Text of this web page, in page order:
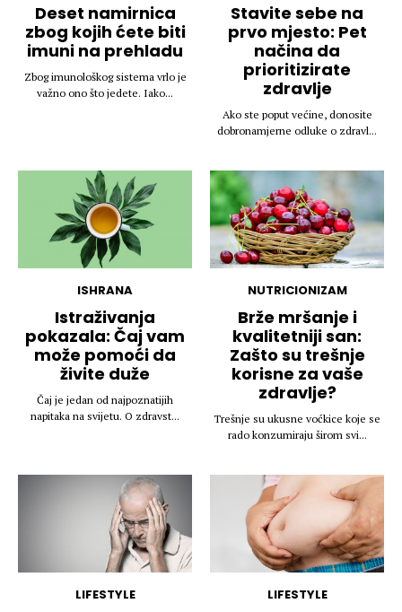
Deset namirnica
zbog kojih ćete biti
imuni na prehladu
Zbog imunološkog sistema vrlo je
važno ono što jedete. Iako...
Stavite sebe na
prvo mjesto: Pet
načina da
prioritizirate
zdravlje
Ako ste poput većine, donosite
dobronamjerne odluke o zdravl...
ISHRANA
Istraživanja
pokazala: Čaj vam
može pomoći da
živite duže
Čaj je jedan od najpoznatijih
napitaka na svijetu. O zdravst...
NUTRICIONIZAM
Brže mršanje i
kvalitetniji san:
Zašto su trešnje
korisne za vaše
zdravlje?
Trešnje su ukusne voćkice koje se
rado konzumiraju širom svi...
LIFESTYLE LIFESTYLE